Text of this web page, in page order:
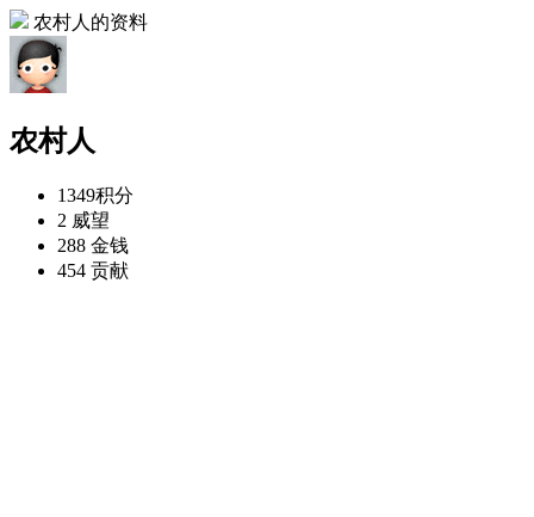
农村人的资料
农村人
1349积分
2 威望
288 金钱
454 贡献